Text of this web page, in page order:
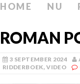
HOME NU
ROMAN
3 SEPTEMBER 2024
RIDDERBOEK,VIDEO